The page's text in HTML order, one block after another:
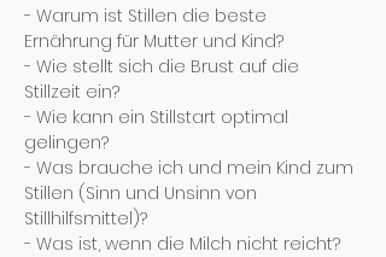
- Warum ist Stillen die beste
Ernährung für Mutter und Kind?
- Wie stellt sich die Brust auf die
Stillzeit ein?
- Wie kann ein Stillstart optimal
gelingen?
- Was brauche ich und mein Kind zum
Stillen (Sinn und Unsinn von
Stillhilfsmittel)?
- Was ist, wenn die Milch nicht reicht?